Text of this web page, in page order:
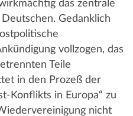
das zentrale
Gedanklich
vollzogen, das
Teile
in den Prozeß der
Konflikts in Europa“ zu
nicht